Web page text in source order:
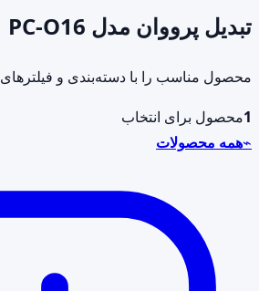
تبدیل پرووان مدل PC-O16
محصول مناسب را با دسته‌بندی و فیلترهای
1محصول برای انتخاب
⌁همه محصولات